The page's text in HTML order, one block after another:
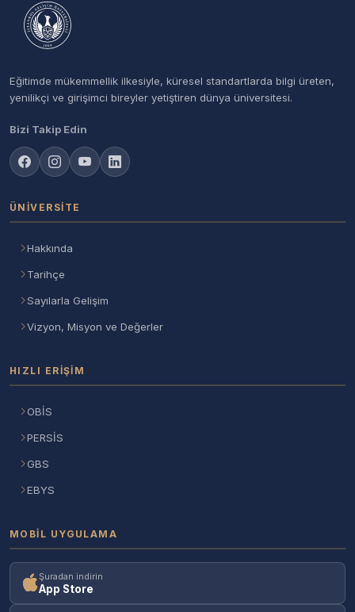
Eğitimde mükemmellik ilkesiyle, küresel standartlarda bilgi üreten,
yenilikçi ve girişimci bireyler yetiştiren dünya üniversitesi.
Bizi Takip Edin
ÜNIVERSITE
Hakkında
Tarihçe
Sayılarla Gelişim
Vizyon, Misyon ve Değerler
HIZLI ERIŞIM
OBİS
PERSİS
GBS
EBYS
MOBIL UYGULAMA
Şuradan indirin
App Store